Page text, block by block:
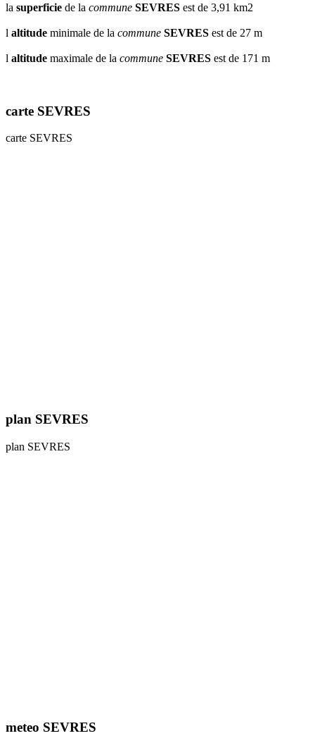
la superficie de la commune SEVRES est de 3,91 km2
l altitude minimale de la commune SEVRES est de 27 m
l altitude maximale de la commune SEVRES est de 171 m
carte SEVRES
carte SEVRES
plan SEVRES
plan SEVRES
meteo SEVRES